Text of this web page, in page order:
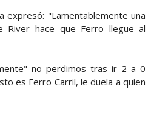
expresó: "Lamentablemente una
River hace que Ferro llegue al
no perdimos tras ir 2 a 0
es Ferro Carril, le duela a quien